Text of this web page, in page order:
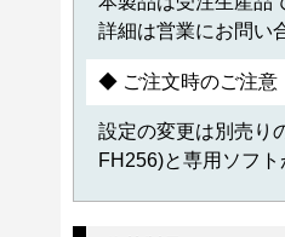
詳細は営業にお問い
◆ ご注文時のご注意
設定の変更は別売り
FH256)と専用ソフト